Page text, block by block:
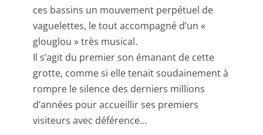
ces bassins un mouvement perpétuel de
vaguelettes, le tout accompagné d’un «
glouglou » très musical.
Il s’agit du premier son émanant de cette
grotte, comme si elle tenait soudainement à
rompre le silence des derniers millions
d’années pour accueillir ses premiers
visiteurs avec déférence…